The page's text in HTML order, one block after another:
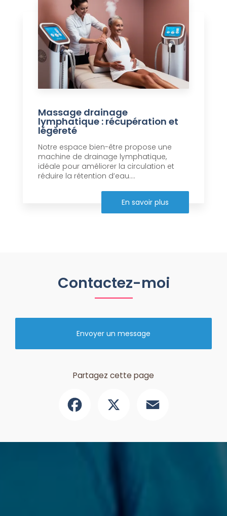
Massage drainage
lymphatique : récupération et
légèreté
Notre espace bien-être propose une
machine de drainage lymphatique,
idéale pour améliorer la circulation et
réduire la rétention d’eau....
En savoir plus
Contactez-moi
Envoyer un message
Partagez cette page